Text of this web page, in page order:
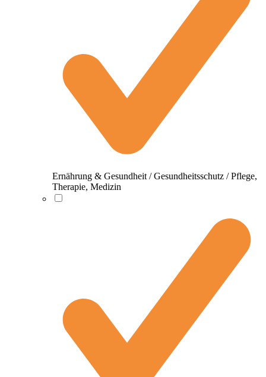
Ernährung & Gesundheit / Gesundheitsschutz / Pflege,
Therapie, Medizin